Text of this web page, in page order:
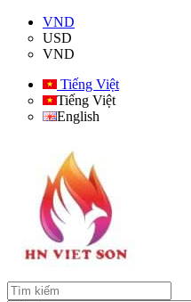
VND
USD
VND
Tiếng Việt
Tiếng Việt
English